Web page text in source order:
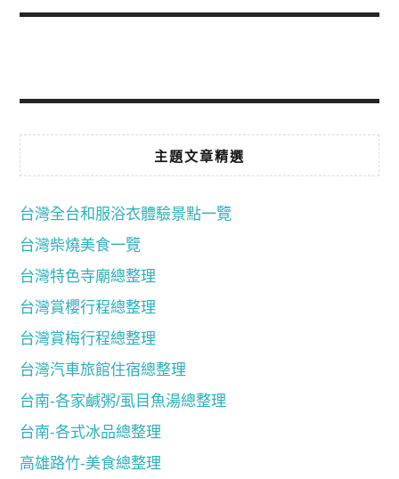
主題文章精選
台灣全台和服浴衣體驗景點一覽
台灣柴燒美食一覽
台灣特色寺廟總整理
台灣賞櫻行程總整理
台灣賞梅行程總整理
台灣汽車旅館住宿總整理
台南-各家鹹粥/虱目魚湯總整理
台南-各式冰品總整理
高雄路竹-美食總整理